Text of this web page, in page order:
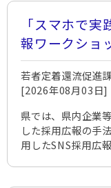
「スマホで
報ワークショ
若者定着還流促進
[2026年08月03日]
県では、県内企業
した採用広報の手
用したSNS採用広